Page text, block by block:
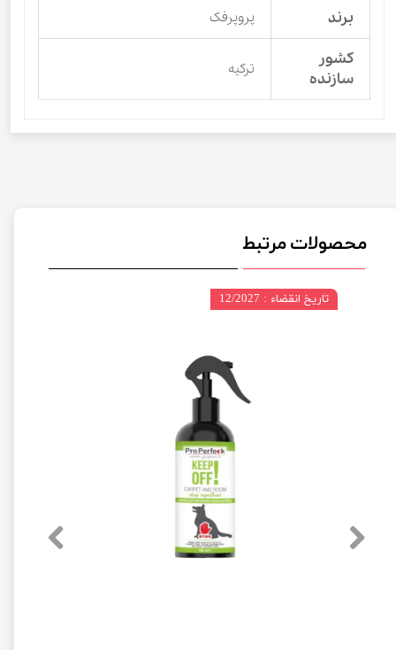
برند پروپرفک
کشور
سازنده
ترکیه
محصولات مرتبط
تاریخ انقضاء : 12/2027